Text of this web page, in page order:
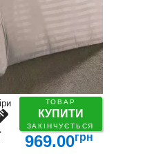
ТОВАР
КУПИТИ
ЗАКІНЧУЄТЬСЯ
білизни969.00грн